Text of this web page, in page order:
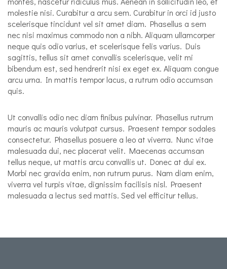
molestie nisi. Curabitur a arcu sem. Curabitur in orci id justo
scelerisque tincidunt vel sit amet diam. Phasellus a sem
nec nisi maximus commodo non a nibh. Aliquam ullamcorper
neque quis odio varius, et scelerisque felis varius. Duis
sagittis, tellus sit amet convallis scelerisque, velit mi
bibendum est, sed hendrerit nisi ex eget ex. Aliquam congue
arcu urna. In mattis tempor lacus, a rutrum odio accumsan
quis.
Ut convallis odio nec diam finibus pulvinar. Phasellus rutrum
mauris ac mauris volutpat cursus. Praesent tempor sodales
consectetur. Phasellus posuere a leo at viverra. Nunc vitae
malesuada dui, nec placerat velit. Maecenas accumsan
tellus neque, ut mattis arcu convallis ut. Donec at dui ex.
Morbi nec gravida enim, non rutrum purus. Nam diam enim,
viverra vel turpis vitae, dignissim facilisis nisl. Praesent
malesuada a lectus sed mattis. Sed vel efficitur tellus.